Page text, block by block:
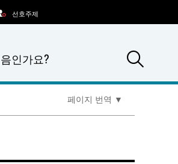
인가요?
선호주제
페이지 번역 ▼